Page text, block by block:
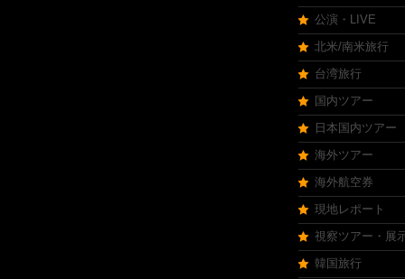
公演・LIVE
北米/南米旅行
台湾旅行
国内ツアー
日本国内ツアー
海外ツアー
海外航空券
現地レポート
視察ツアー・展
韓国旅行